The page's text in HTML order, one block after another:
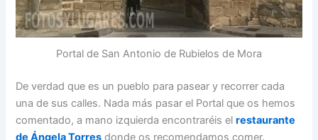
Portal de San Antonio de Rubielos de Mora
De verdad que es un pueblo para pasear y recorrer cada
una de sus calles. Nada más pasar el Portal que os hemos
comentado, a mano izquierda encontraréis elrestaurante
de Ángela Torres donde os recomendamos comer.